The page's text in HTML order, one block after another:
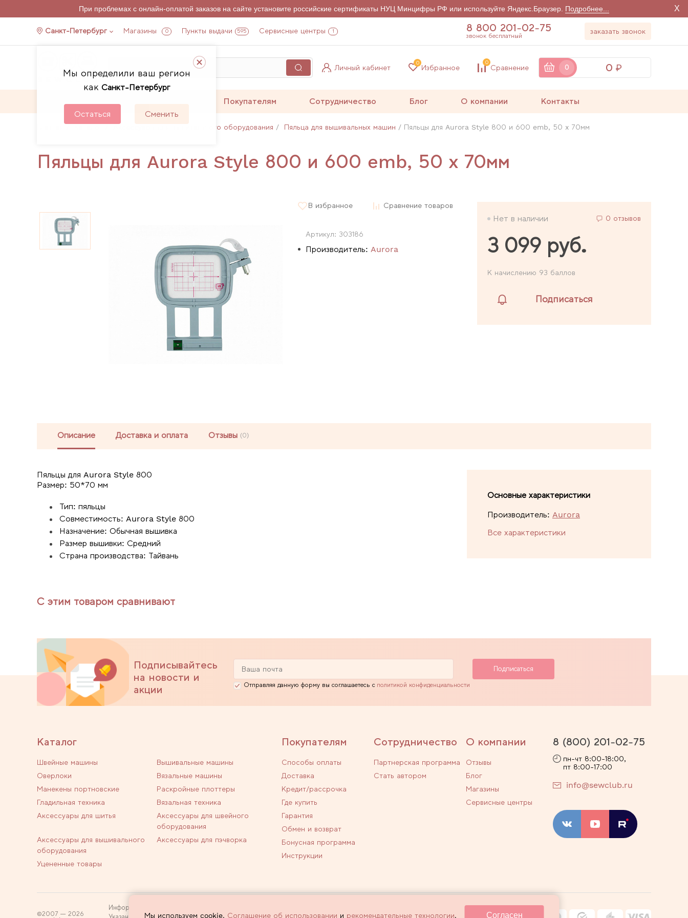
При проблемах с онлайн-оплатой заказов на сайте установите российские сертификаты НУЦ Минцифры РФ или используйте Яндекс.Браузер. Подробнее... X
Санкт-Петербург Магазины 0 Пункты выдачи 595 Сервисные центры 1
Мы определили ваш регион
как Санкт-Петербург
Остаться Сменить
8 800 201-02-75
звонок бесплатный
заказать звонок
Личный кабинет Избранное
0
Сравнение
0
0 0
Покупателям Сотрудничество Блог О компании Контакты
Каталог Аксессуары для вышивального оборудования Пяльца для вышивальных машин Пяльцы для Aurora Style 800 и 600 emb, 50 x 70мм
Пяльцы для Aurora Style 800 и 600 emb, 50 x 70мм
В избранное Сравнение товаров
Артикул: 303186
Производитель: Aurora
Нет в наличии 0 отзывов
3 099 руб.
К начислению 93 баллов
Подписаться
Описание Доставка и оплата Отзывы (0)
Пяльцы для Aurora Style 800
Размер: 50*70 мм
Тип: пяльцы
Совместимость: Aurora Style 800
Назначение: Обычная вышивка
Размер вышивки: Средний
Страна производства: Тайвань
Основные характеристики
Производитель: Aurora
Все характеристики
С этим товаром сравнивают
Подписывайтесь
на новости и
акции
Отправляя данную форму вы соглашаетесь с политикой конфиденциальности
Каталог
Швейные машины
Вышивальные машины
Оверлоки
Вязальные машины
Манекены портновские
Раскройные плоттеры
Гладильная техника
Вязальная техника
Аксессуары для шитья
Аксессуары для швейного
оборудования
Аксессуары для вышивального
оборудования
Аксессуары для пэчворка
Уцененные товары
Покупателям
Способы оплаты
Доставка
Кредит/рассрочка
Где купить
Гарантия
Обмен и возврат
Бонусная программа
Инструкции
Сотрудничество
Партнерская программа
Стать автором
О компании
Отзывы
Блог
Магазины
Сервисные центры
8 (800) 201-02-75
пн-чт 8:00-18:00,
пт 8:00-17:00
info@sewclub.ru
2007 — 2026
Информация на сайте не является публичной офертой.
Политика конфиденциальности
Договор оферты
Мы используем cookie. Соглашение об использовании и рекомендательные технологии. Согласен